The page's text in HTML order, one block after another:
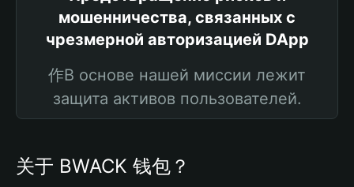
мошенничества, связанных с
чрезмерной авторизацией DApp
作В основе нашей миссии лежит
защита активов пользователей.
关于 BWACK 钱包？